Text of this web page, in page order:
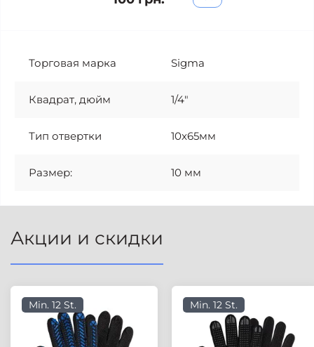
Торговая марка Sigma
Квадрат, дюйм 1/4"
Тип отвертки 10x65мм
Размер: 10 мм
Акции и скидки
Min. 12 St. Min. 12 St.